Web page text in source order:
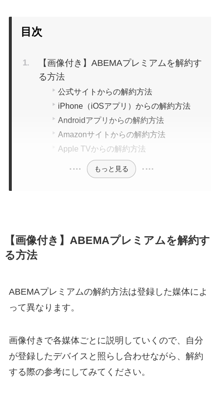
目次
【画像付き】ABEMAプレミアムを解約す
る方法
公式サイトからの解約方法
iPhone（iOSアプリ）からの解約方法
Androidアプリからの解約方法
Amazonサイトからの解約方法
Apple TVからの解約方法
もっと見る
【画像付き】ABEMAプレミアムを解約す
る方法
ABEMAプレミアムの解約方法は登録した媒体によ
って異なります。
画像付きで各媒体ごとに説明していくので、自分
が登録したデバイスと照らし合わせながら、解約
する際の参考にしてみてください。